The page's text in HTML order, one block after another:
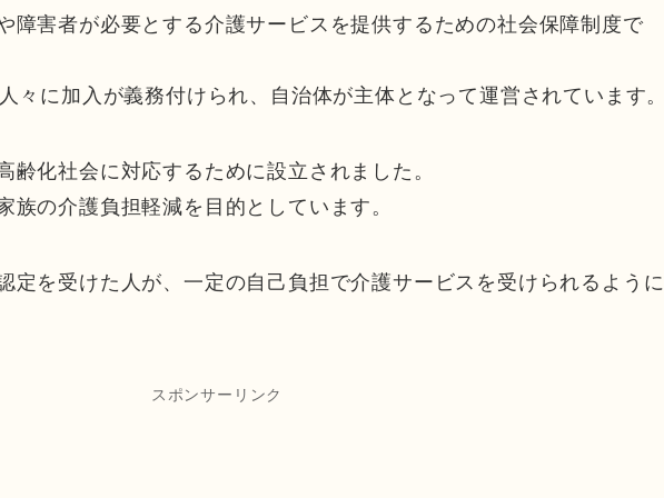
障害者が必要とする介護サービスを提供するための社会保障制度で
々に加入が義務付けられ、自治体が主体となって運営されています
齢化社会に対応するために設立されました。
族の介護負担軽減を目的としています。
定を受けた人が、一定の自己負担で介護サービスを受けられるように
スポンサーリンク